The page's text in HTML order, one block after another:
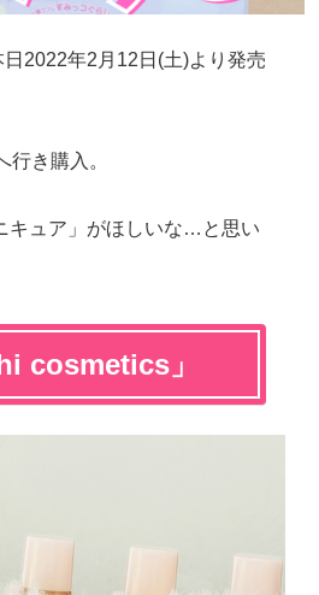
日2022年2月12日(土)より発売
き購入。
キュア」がほしいな…と思い
cosmetics」